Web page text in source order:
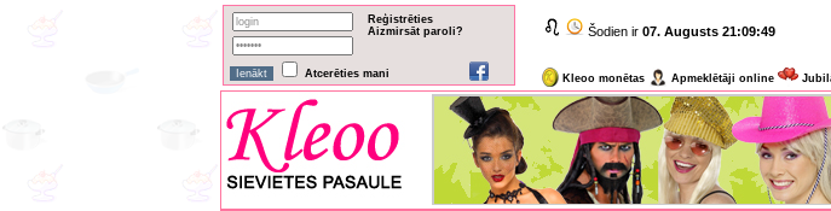
Reģistrēties
Aizmirsāt paroli?
Atcerēties mani
Šodien ir 07. Augusts 21:09:49
Kleoo monētas Apmeklētāji online